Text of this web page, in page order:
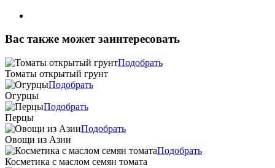
Вас также может заинтересовать
Томаты открытый грунт
Подобрать
Огурцы
Подобрать
Перцы
Подобрать
Овощи из Азии
Подобрать
Косметика с маслом семян томата
Подобрать